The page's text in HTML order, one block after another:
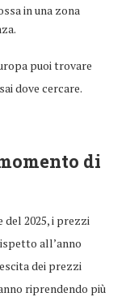
in una zona
puoi trovare
dove cercare.
di
2025, i prezzi
all’anno
dei prezzi
riprendendo più